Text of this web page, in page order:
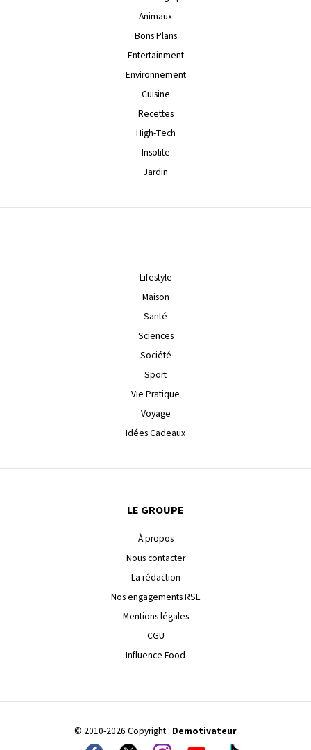
Animaux
Bons Plans
Entertainment
Environnement
Cuisine
Recettes
High-Tech
Insolite
Jardin
Lifestyle
Maison
Santé
Sciences
Société
Sport
Vie Pratique
Voyage
Idées Cadeaux
LE GROUPE
À propos
Nous contacter
La rédaction
Nos engagements RSE
Mentions légales
CGU
Influence Food
© 2010-2026 Copyright : Demotivateur